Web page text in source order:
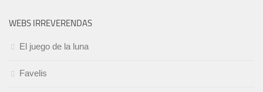
WEBS IRREVERENDAS
El juego de la luna
Favelis